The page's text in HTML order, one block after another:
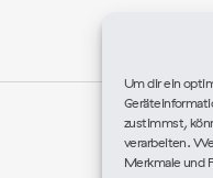
Um dir ein
zustimmst,
verarbeiten.
Merkmale und